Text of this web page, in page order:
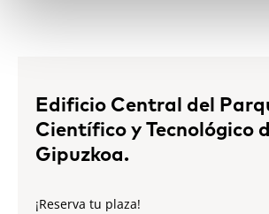
Edificio Central del
Científico y Tecnológico
Gipuzkoa.
¡Reserva tu plaza!